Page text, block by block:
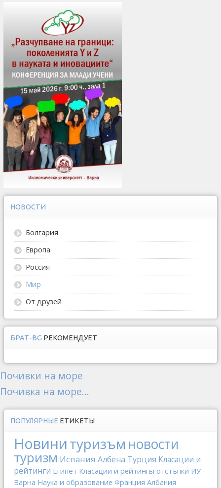
НОВОСТИ
Болгария
Европа
Россия
Мир
От друзей
БРАТ-BG РЕКОМЕНДУЕТ
Почивки на море
Почивка на море...
ПОПУЛЯРНЫЕ ЕТИКЕТЫ
Новинитуризъм новости
туризм Испания Албена Турция Класации и
рейтинги Египет Класации и рейтингы отстъпки ИУ -
Варна Наука и образование Франция Албания